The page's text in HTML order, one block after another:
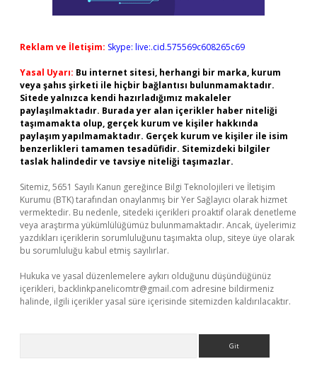
Reklam ve İletişim: Skype: live:.cid.575569c608265c69
Yasal Uyarı: Bu internet sitesi, herhangi bir marka, kurum
veya şahıs şirketi ile hiçbir bağlantısı bulunmamaktadır.
Sitede yalnızca kendi hazırladığımız makaleler
paylaşılmaktadır. Burada yer alan içerikler haber niteliği
taşımamakta olup, gerçek kurum ve kişiler hakkında
paylaşım yapılmamaktadır. Gerçek kurum ve kişiler ile isim
benzerlikleri tamamen tesadüfidir. Sitemizdeki bilgiler
taslak halindedir ve tavsiye niteliği taşımazlar.
Sitemiz, 5651 Sayılı Kanun gereğince Bilgi Teknolojileri ve İletişim
Kurumu (BTK) tarafından onaylanmış bir Yer Sağlayıcı olarak hizmet
vermektedir. Bu nedenle, sitedeki içerikleri proaktif olarak denetleme
veya araştırma yükümlülüğümüz bulunmamaktadır. Ancak, üyelerimiz
yazdıkları içeriklerin sorumluluğunu taşımakta olup, siteye üye olarak
bu sorumluluğu kabul etmiş sayılırlar.
Hukuka ve yasal düzenlemelere aykırı olduğunu düşündüğünüz
içerikleri, backlinkpanelicomtr@gmail.com adresine bildirmeniz
halinde, ilgili içerikler yasal süre içerisinde sitemizden kaldırılacaktır.